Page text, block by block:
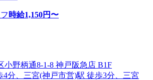
時給1,150円〜
小野柄通8-1-8 神戸阪急店 B1F
4分、三宮(神戸市営)駅 徒歩3分、三宮